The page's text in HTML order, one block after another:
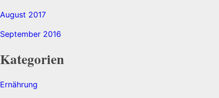
August 2017
September 2016
Kategorien
Ernährung